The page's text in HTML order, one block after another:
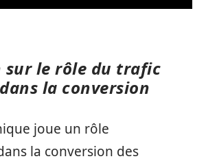
sur le rôle du trafic
la conversion
joue un rôle
la conversion des